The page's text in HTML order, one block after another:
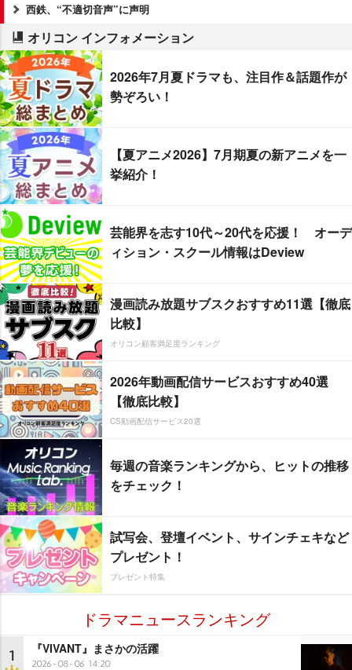
西鉄、“不適切音声”に声明
オリコン インフォメーション
2026年7月夏ドラマも、注目作＆話題作が
勢ぞろい！
【夏アニメ2026】7月期夏の新アニメを一
挙紹介！
芸能界を志す10代～20代を応援！ オーデ
ィション・スクール情報はDeview
漫画読み放題サブスクおすすめ11選【徹底
比較】
オリコン顧客満足度ランキング
2026年動画配信サービスおすすめ40選
【徹底比較】
CS動画配信サービス20選
毎週の音楽ランキングから、ヒットの推移
をチェック！
試写会、登壇イベント、サインチェキなど
プレゼント！
プレゼント特集
ドラマニュースランキング
1 『VIVANT』まさかの活躍
2026-08-06 14:20